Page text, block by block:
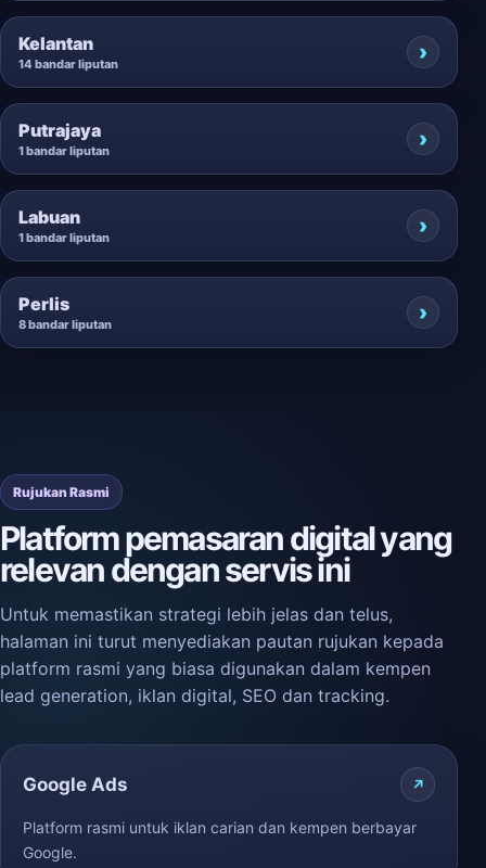
Kelantan
14 bandar liputan
Putrajaya
1 bandar liputan
Labuan
1 bandar liputan
Perlis
8 bandar liputan
Rujukan Rasmi
Platform pemasaran digital yang
relevan dengan servis ini
Untuk memastikan strategi lebih jelas dan telus,
halaman ini turut menyediakan pautan rujukan kepada
platform rasmi yang biasa digunakan dalam kempen
lead generation, iklan digital, SEO dan tracking.
Google Ads
Platform rasmi untuk iklan carian dan kempen berbayar
Google.